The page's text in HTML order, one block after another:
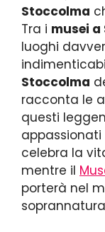
Stoccolma
Tra i musei
luoghi
Stoccolma
racconta le
questi
appassionati
celebra la
mentre il
porterà nel